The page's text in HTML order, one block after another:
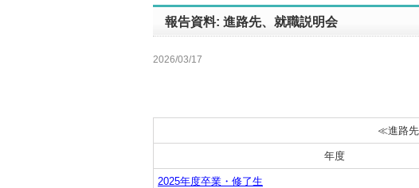
報告資料: 進路先、就職説明会
2026/03/17
≪進路
年度
2025年度卒業・修了生